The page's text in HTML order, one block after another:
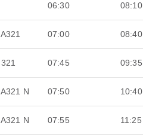
06:30 08:10
07:00 08:40
07:45 09:35
N 07:50 10:40
N 07:55 11:25